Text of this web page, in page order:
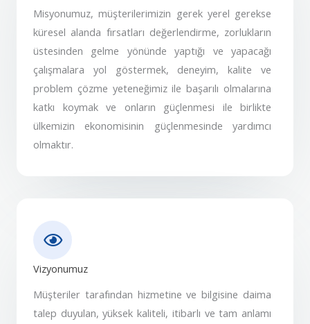
Misyonumuz, müşterilerimizin gerek yerel gerekse
küresel alanda fırsatları değerlendirme, zorlukların
üstesinden gelme yönünde yaptığı ve yapacağı
çalışmalara yol göstermek, deneyim, kalite ve
problem çözme yeteneğimiz ile başarılı olmalarına
katkı koymak ve onların güçlenmesi ile birlikte
ülkemizin ekonomisinin güçlenmesinde yardımcı
olmaktır.
Vizyonumuz
Müşteriler tarafından hizmetine ve bilgisine daima
talep duyulan, yüksek kaliteli, itibarlı ve tam anlamı